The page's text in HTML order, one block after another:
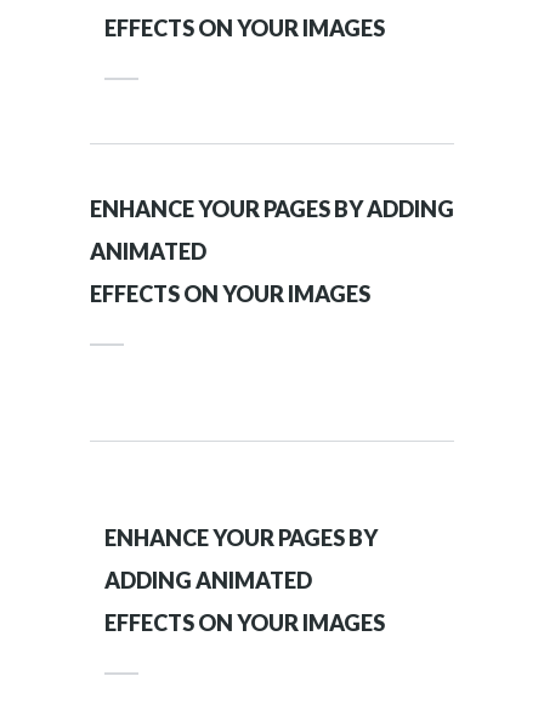
EFFECTS ON YOUR IMAGES
ENHANCE YOUR PAGES BY ADDING
ANIMATED
EFFECTS ON YOUR IMAGES
ENHANCE YOUR PAGES BY
ADDING ANIMATED
EFFECTS ON YOUR IMAGES